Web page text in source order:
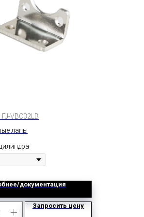
FJ-VBC32LB
лапы
документация
Запросить цену